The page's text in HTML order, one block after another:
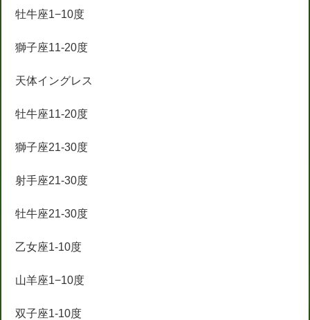
牡牛座1−10度
獅子座11-20度
天体イングレス
牡牛座11-20度
獅子座21-30度
射手座21-30度
牡牛座21-30度
乙女座1-10度
山羊座1−10度
双子座1-10度